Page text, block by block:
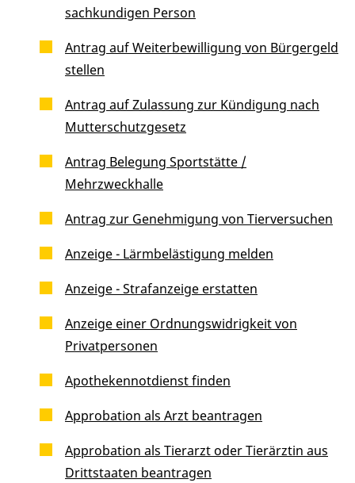
sachkundigen Person
Antrag auf Weiterbewilligung von Bürgergeld
stellen
Antrag auf Zulassung zur Kündigung nach
Mutterschutzgesetz
Antrag Belegung Sportstätte /
Mehrzweckhalle
Antrag zur Genehmigung von Tierversuchen
Anzeige - Lärmbelästigung melden
Anzeige - Strafanzeige erstatten
Anzeige einer Ordnungswidrigkeit von
Privatpersonen
Apothekennotdienst finden
Approbation als Arzt beantragen
Approbation als Tierarzt oder Tierärztin aus
Drittstaaten beantragen